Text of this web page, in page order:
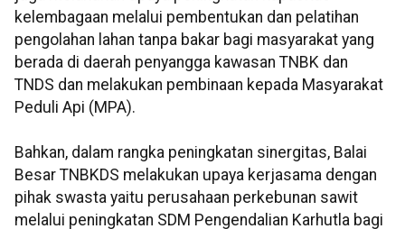
kelembagaan melalui pembentukan dan pelatihan
pengolahan lahan tanpa bakar bagi masyarakat yang
berada di daerah penyangga kawasan TNBK dan
TNDS dan melakukan pembinaan kepada Masyarakat
Peduli Api (MPA).
Bahkan, dalam rangka peningkatan sinergitas, Balai
Besar TNBKDS melakukan upaya kerjasama dengan
pihak swasta yaitu perusahaan perkebunan sawit
melalui peningkatan SDM Pengendalian Karhutla bagi